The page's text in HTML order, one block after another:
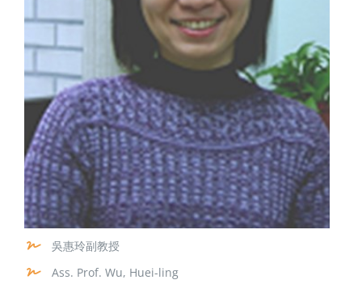
吳惠玲副教授
Ass. Prof. Wu, Huei-ling